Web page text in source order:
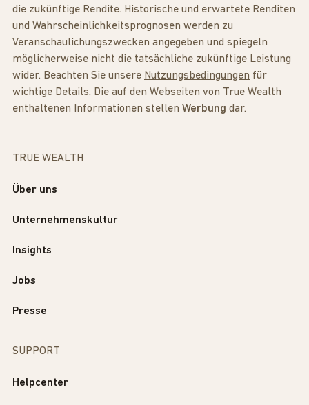
die zukünftige Rendite. Historische und erwartete Renditen
und Wahrscheinlichkeitsprognosen werden zu
Veranschaulichungszwecken angegeben und spiegeln
möglicherweise nicht die tatsächliche zukünftige Leistung
wider. Beachten Sie unsere Nutzungsbedingungen für
wichtige Details. Die auf den Webseiten von True Wealth
enthaltenen Informationen stellen Werbung dar.
TRUE WEALTH
Über uns
Unternehmenskultur
Insights
Jobs
Presse
SUPPORT
Helpcenter